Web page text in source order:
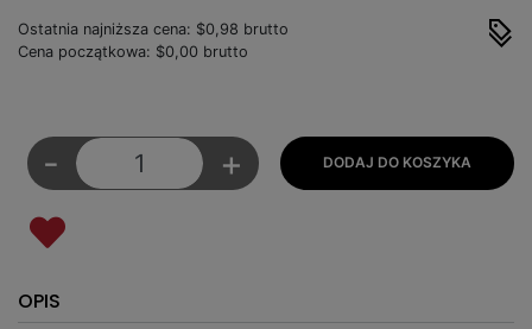
Ostatnia najniższa cena: $0,98 brutto
Cena początkowa: $0,00 brutto
- +
OPIS